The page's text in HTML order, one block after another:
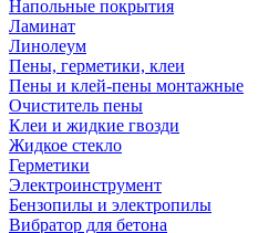
Напольные покрытия
Ламинат
Линолеум
Пены, герметики, клеи
Пены и клей-пены монтажные
Очиститель пены
Клеи и жидкие гвозди
Жидкое стекло
Герметики
Электроинструмент
Бензопилы и электропилы
Вибратор для бетона